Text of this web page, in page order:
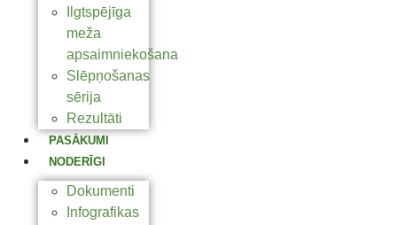
Ilgtspējīga
meža
apsaimniekošana
Slēpņošanas
sērija
Rezultāti
PASĀKUMI
NODERĪGI
Dokumenti
Infografikas